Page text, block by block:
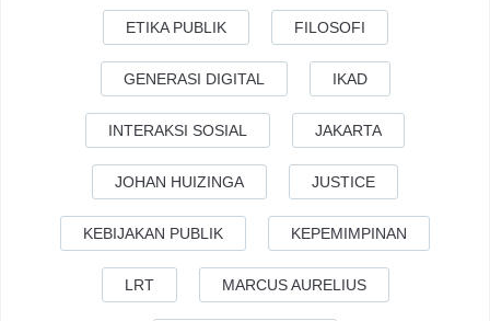
ETIKA PUBLIK FILOSOFI
GENERASI DIGITAL IKAD
INTERAKSI SOSIAL JAKARTA
JOHAN HUIZINGA JUSTICE
KEBIJAKAN PUBLIK KEPEMIMPINAN
LRT MARCUS AURELIUS